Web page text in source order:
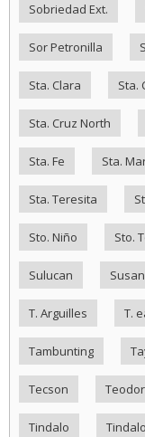
Sobriedad Ext.
Sor Petronilla
Sta. Clara Sta.
Sta. Cruz North
Sta. Fe Sta.
Sta. Teresita
Sto. Niño Sto.
Sulucan Susan
T. Arguilles T.
Tambunting
Tecson
Tindalo Tindalo